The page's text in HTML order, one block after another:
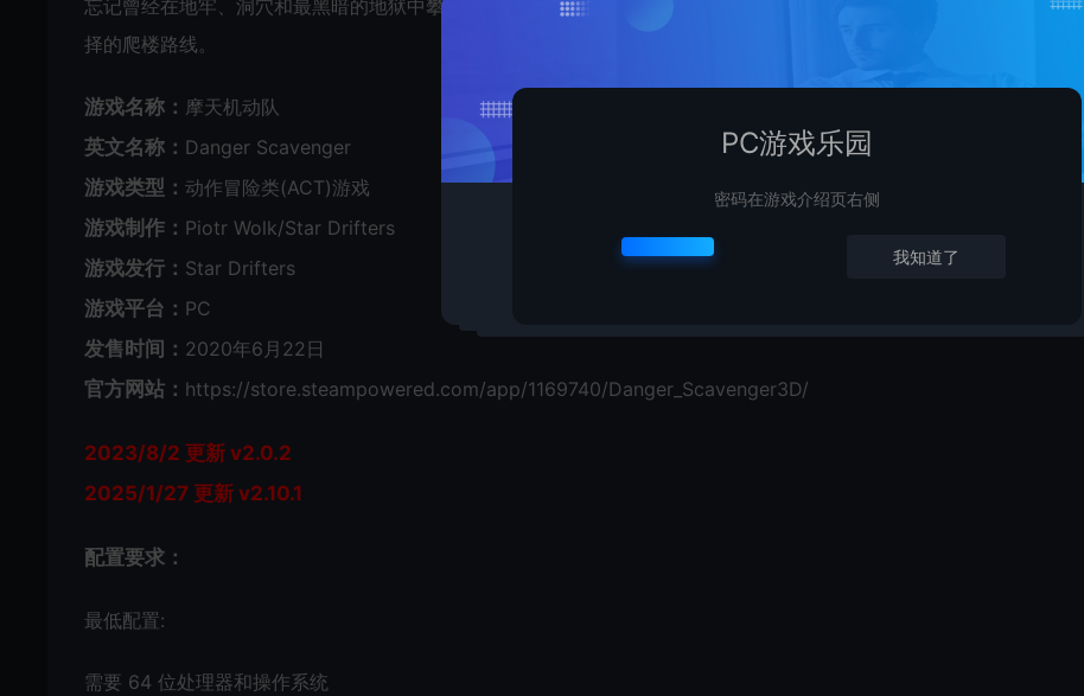
忘记曾经在地牢、洞穴和最黑暗的地狱中攀爬冒险和寻宝的经历吧。战斗巨大摩天大楼中的自由、无数隐藏的财富，多选
择的爬楼路线。
游戏名称： 摩天机动队
英文名称： Danger Scavenger
游戏类型： 动作冒险类(ACT)游戏
游戏制作： Piotr Wolk/Star Drifters
游戏发行： Star Drifters
游戏平台： PC
发售时间： 2020年6月22日
官方网站： https://store.steampowered.com/app/1169740/Danger_Scavenger3D/
2023/8/2 更新 v2.0.2
2025/1/27 更新 v2.10.1
配置要求：
最低配置:
需要 64 位处理器和操作系统
PC游戏乐园
密码在游戏介绍页右侧
我知道了